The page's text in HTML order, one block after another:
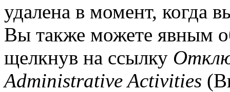
удалена в момент, когда
Вы также можете явным
щелкнув на ссылку
Administrative Activities